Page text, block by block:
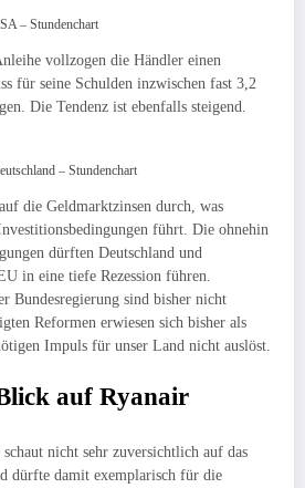
– Stundenchart
vollzogen die Händler einen
für seine Schulden inzwischen fast 3,2
Die Tendenz ist ebenfalls steigend.
– Stundenchart
die Geldmarktzinsen durch, was
führt. Die ohnehin
dürften Deutschland und
in eine tiefe Rezession führen.
Bundesregierung sind bisher nicht
Reformen erwiesen sich bisher als
Impuls für unser Land nicht auslöst.
auf Ryanair
nicht sehr zuversichtlich auf das
dürfte damit exemplarisch für die